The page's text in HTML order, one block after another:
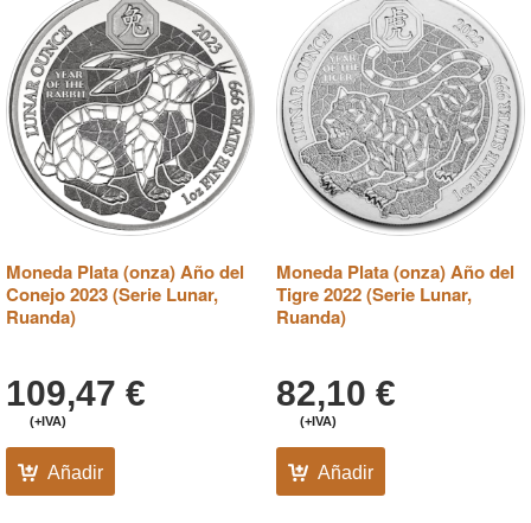
Moneda Plata (onza) Año del
Conejo 2023 (Serie Lunar,
Ruanda)
109,47 €
(+IVA)
Añadir
Moneda Plata (onza) Año del
Tigre 2022 (Serie Lunar,
Ruanda)
82,10 €
(+IVA)
Añadir